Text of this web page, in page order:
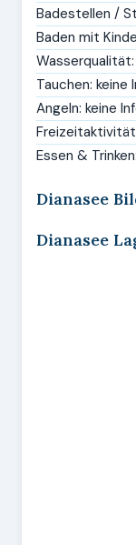
Badestellen /
Baden mit
Wasserqualität:
Tauchen: keine
Angeln: keine
Essen &
Dianasee
Dianasee